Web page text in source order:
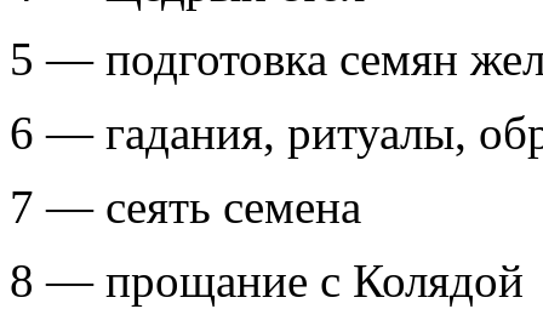
5 — подготовка семян
6 — гадания, ритуалы,
7 — сеять семена
8 — прощание с Колядой